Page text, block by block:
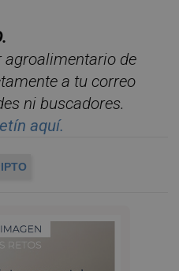
agroalimentario de
a tu correo
ni buscadores.
aquí.